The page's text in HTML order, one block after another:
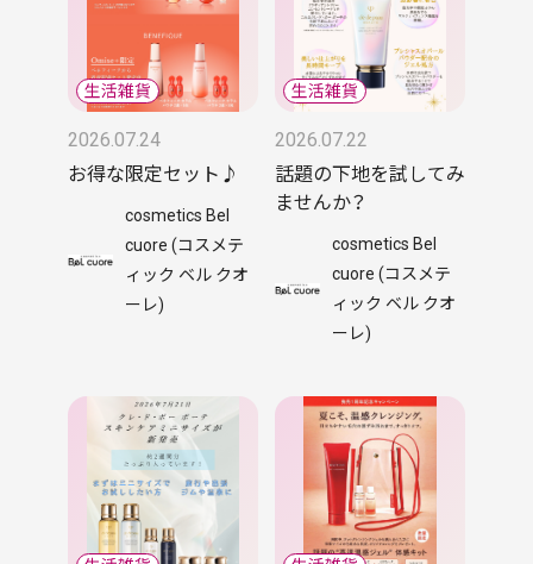
2026.07.24
お得な限定セット♪
cosmetics Bel
cuore (コスメテ
ィック ベル クオ
ーレ)
2026.07.22
話題の下地を試してみ
ませんか？
cosmetics Bel
cuore (コスメテ
ィック ベル クオ
ーレ)